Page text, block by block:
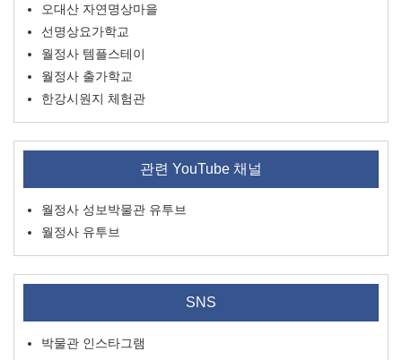
오대산 자연명상마을
선명상요가학교
월정사 템플스테이
월정사 출가학교
한강시원지 체험관
관련 YouTube 채널
월정사 성보박물관 유투브
월정사 유투브
SNS
박물관 인스타그램